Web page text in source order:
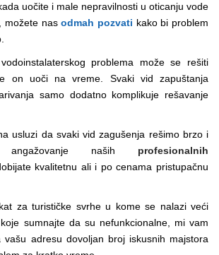
uočite i male nepravilnosti u oticanju vode
možete nasodmah pozvati kako bi problem
problema može se rešiti
on uoči na vreme. Svaki vid zapuštanja
samo dodatno komplikuje rešavanje
usluzi da svaki vid zagušenja rešimo brzo i
naših profesionalnih
kvalitetnu ali i po cenama pristupačnu
za turističke svrhe u kome se nalazi veći
sumnajte da su nefunkcionalne, mi vam
vašu adresu dovoljan broj iskusnih majstora